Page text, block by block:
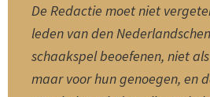
De Redactie moet niet
leden van den
schaakspel beoefenen, niet
maar voor hun genoegen, en